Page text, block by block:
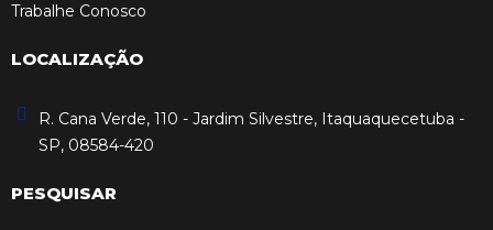
Trabalhe Conosco
LOCALIZAÇÃO
R. Cana Verde, 110 - Jardim Silvestre, Itaquaquecetuba -
SP, 08584-420
PESQUISAR